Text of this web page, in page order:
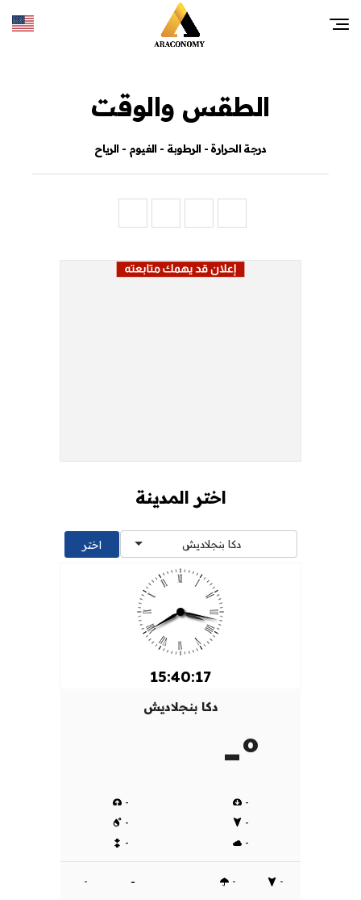
الطقس والوقت
درجة الحرارة - الرطوبة - الغيوم - الرياح
اختر المدينة
دكا بنجلاديش
15:40:17
دكا بنجلاديش
-º
-
-
-
-
-
-
- - - -